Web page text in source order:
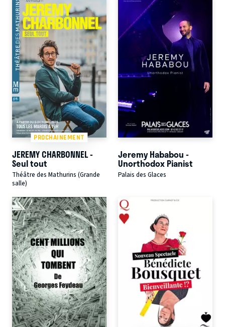
PROCHAINEMENT
JEREMY CHARBONNEL -
Seul tout
Théâtre des Mathurins (Grande
salle)
Jeremy Hababou -
Unorthodox Pianist
Palais des Glaces